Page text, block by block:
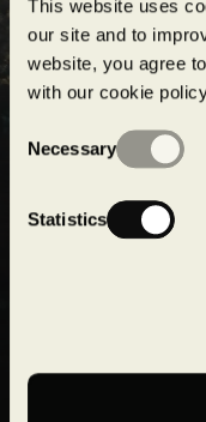
This website uses
our site and to
website, you agree
with our cookie
Selection
Necessary
Statistics
projets en cours